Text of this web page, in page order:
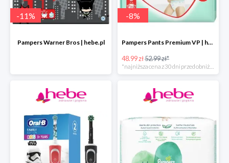
-11%
Pampers Warner Bros | hebe.pl
-8%
Pampers Pants Premium VP | hebe.pl
48.99 zł52.99 zł*